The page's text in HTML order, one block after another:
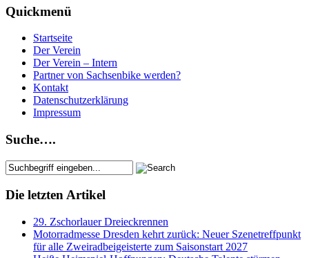
Quickmenü
Startseite
Der Verein
Der Verein – Intern
Partner von Sachsenbike werden?
Kontakt
Datenschutzerklärung
Impressum
Suche….
Die letzten Artikel
29. Zschorlauer Dreieckrennen
Motorradmesse Dresden kehrt zurück: Neuer Szenetreffpunkt
für alle Zweiradbeigeisterte zum Saisonstart 2027